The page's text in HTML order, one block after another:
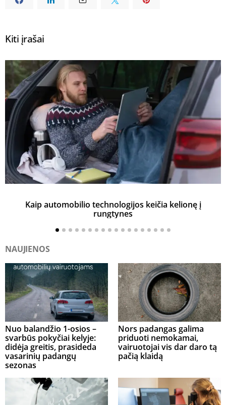
Kiti įrašai
Kaip automobilio technologijos keičia kelionę į
rungtynes
NAUJIENOS
Nuo balandžio 1-osios –
svarbūs pokyčiai kelyje:
didėja greitis, prasideda
vasarinių padangų
sezonas
Nors padangas galima
priduoti nemokamai,
vairuotojai vis dar daro tą
pačią klaidą